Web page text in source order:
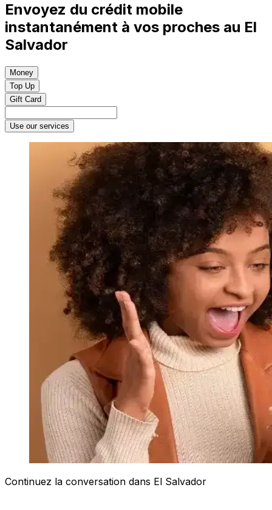
Envoyez du crédit mobile
instantanément à vos proches au El
Salvador
Money
Top Up
Gift Card
Use our services
Continuez la conversation dans El Salvador